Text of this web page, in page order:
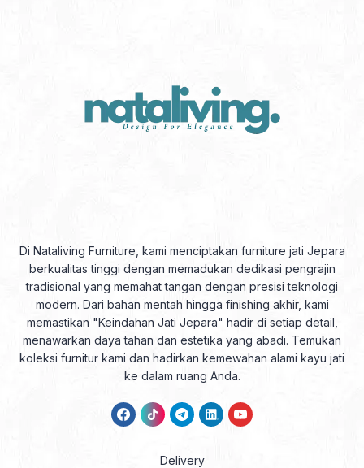
Di Nataliving Furniture, kami menciptakan furniture jati Jepara
berkualitas tinggi dengan memadukan dedikasi pengrajin
tradisional yang memahat tangan dengan presisi teknologi
modern. Dari bahan mentah hingga finishing akhir, kami
memastikan "Keindahan Jati Jepara" hadir di setiap detail,
menawarkan daya tahan dan estetika yang abadi. Temukan
koleksi furnitur kami dan hadirkan kemewahan alami kayu jati
ke dalam ruang Anda.
Delivery